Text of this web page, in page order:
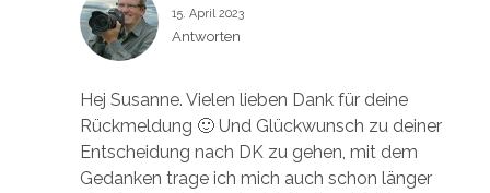
15. April 2023
Antworten
Hej Susanne. Vielen lieben Dank für deine
Rückmeldung 🙂 Und Glückwunsch zu deiner
Entscheidung nach DK zu gehen, mit dem
Gedanken trage ich mich auch schon länger